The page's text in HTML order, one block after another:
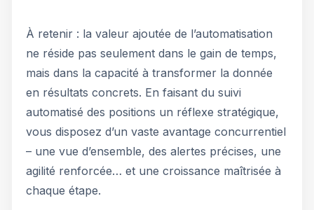
À retenir : la valeur ajoutée de l’automatisation
ne réside pas seulement dans le gain de temps,
mais dans la capacité à transformer la donnée
en résultats concrets. En faisant du suivi
automatisé des positions un réflexe stratégique,
vous disposez d’un vaste avantage concurrentiel
– une vue d’ensemble, des alertes précises, une
agilité renforcée… et une croissance maîtrisée à
chaque étape.